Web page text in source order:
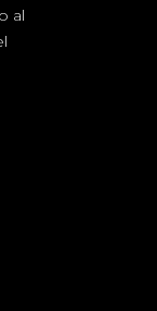
al